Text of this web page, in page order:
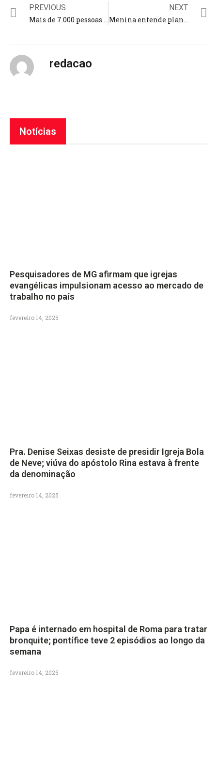
PREVIOUS
Mais de 7.000 pessoas marcham pela vida em Londres
NEXT
Menina entende planos de Deus e desenha cena do ataque terrorista que matou seu avô
redacao
Notícias
Pesquisadores de MG afirmam que igrejas
evangélicas impulsionam acesso ao mercado de
trabalho no país
fevereiro 14, 2025
Pra. Denise Seixas desiste de presidir Igreja Bola
de Neve; viúva do apóstolo Rina estava à frente
da denominação
fevereiro 14, 2025
Papa é internado em hospital de Roma para tratar
bronquite; pontífice teve 2 episódios ao longo da
semana
fevereiro 14, 2025